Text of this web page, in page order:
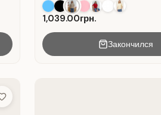
1,039.00грн.
Закончился
Add to Wish List